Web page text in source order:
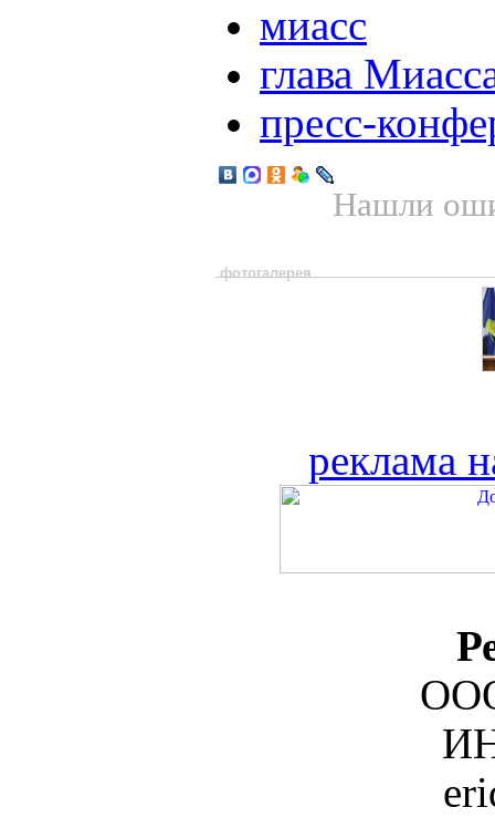
миасс
глава
пресс-
Нашли
фотогалерея
реклама